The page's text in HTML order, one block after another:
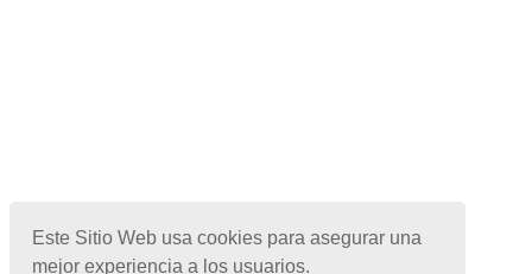
Este Sitio Web usa cookies para asegurar una
mejor experiencia a los usuarios.